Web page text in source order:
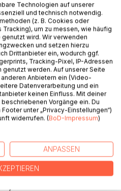
wie die menschliche
man entweder noch
ist - oder man
geeignete Modelle."
Roland Scherer erfahren,
Psyche ist. Sie ist für den
zu begreifen. Deshalb
Komplexität auf ein
dass die Psyche
Persönlichkeitsanteilen
zum Teil schon recht lange
Technologien auf unserer
und technisch notwendig.
(z. B. Cookies oder
um zu messen, wie häufig
wird. Wir verwenden
und setzen hierzu
Drittanbieter ein, wodurch ggf.
Tracking-Pixel, IP-Adressen
werden. Auf unserer Seite
Anbietern ein (Video-
Datenverarbeitung und ein
keinen Einfluss. Mit deiner
Vorgänge ein. Du
unter „Privacy-Einstellungen“)
widerrufen. (BoD-Impressum)
ANPASSEN